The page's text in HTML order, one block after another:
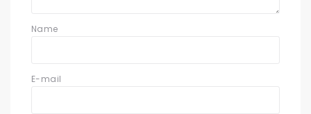
Name
E-mail